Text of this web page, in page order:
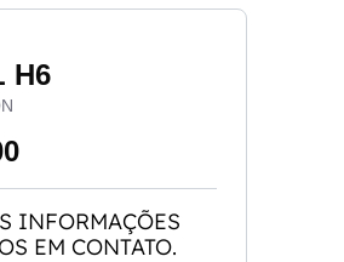
H6
INFORMAÇÕES
EM CONTATO.